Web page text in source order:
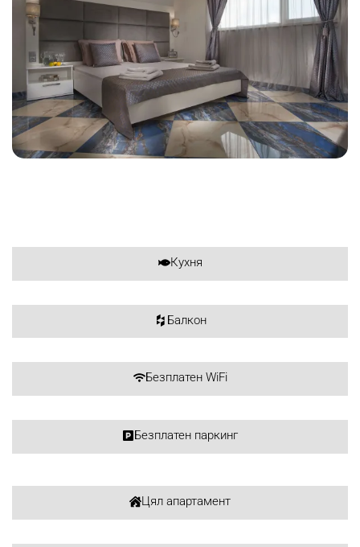
Безплатен паркинг
Безплатен WiFi
Балкон
Кухня
Цял апартамент